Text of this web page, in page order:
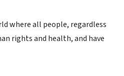
where all people, regardless
rights and health, and have